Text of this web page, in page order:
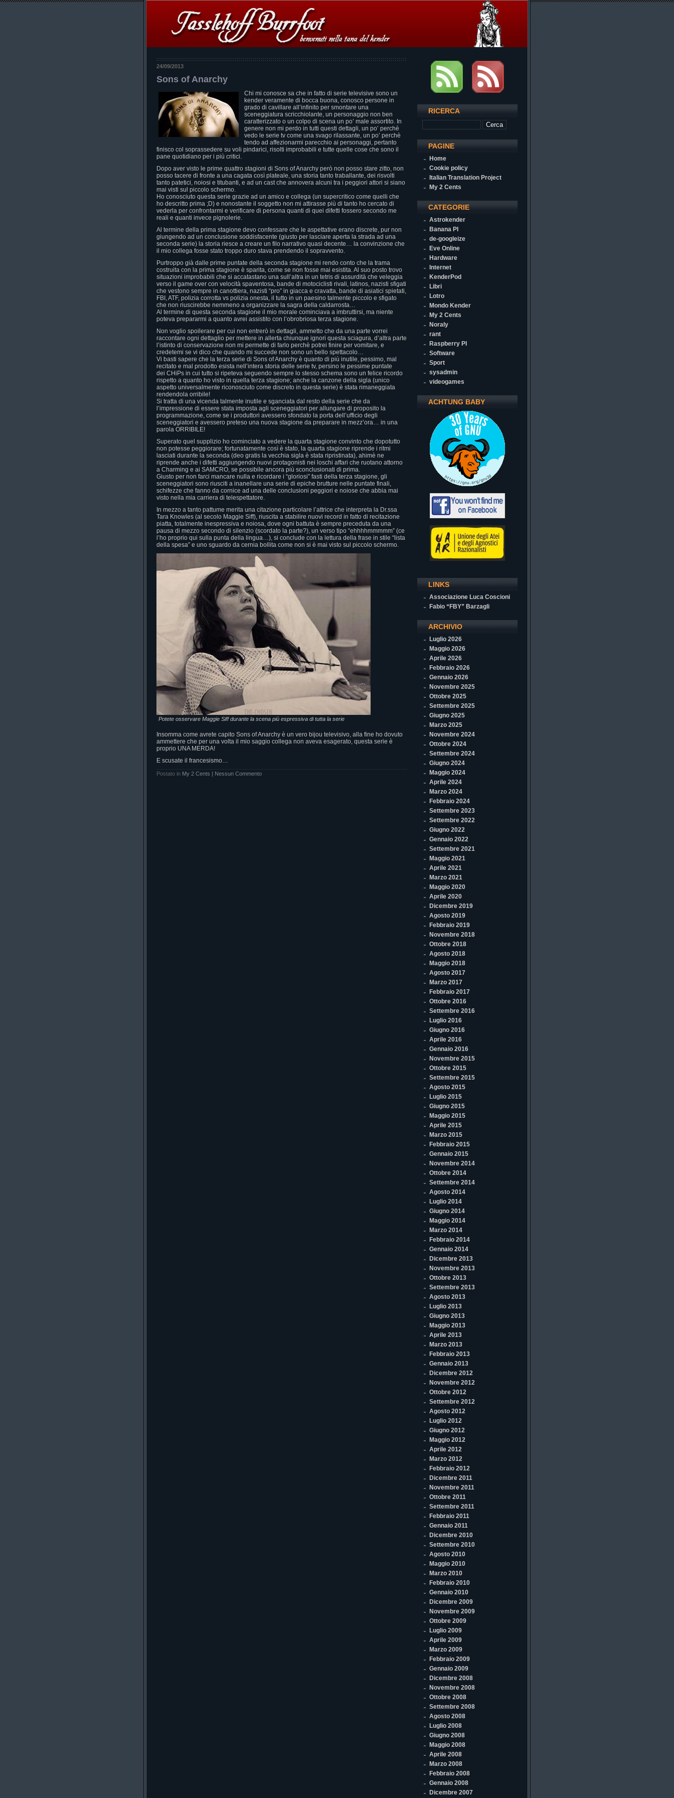
24/09/2013
Sons of Anarchy
Chi mi conosce sa che in fatto di serie televisive sono un
kender veramente di bocca buona, conosco persone in
grado di cavillare all’infinito per smontare una
sceneggiatura scricchiolante, un personaggio non ben
caratterizzato o un colpo di scena un po’ male assortito. In
genere non mi perdo in tutti questi dettagli, un po’ perchè
vedo le serie tv come una svago rilassante, un po’ perchè
tendo ad affezionarmi parecchio ai personaggi, pertanto
finisco col soprassedere su voli pindarici, risolti improbabili e tutte quelle cose che sono il
pane quotidiano per i più critici.
Dopo aver visto le prime quattro stagioni di Sons of Anarchy però non posso stare zitto, non
posso tacere di fronte a una cagata così plateale, una storia tanto traballante, dei risvolti
tanto patetici, noiosi e titubanti, e ad un cast che annovera alcuni tra i peggiori attori si siano
mai visti sul piccolo schermo.
Ho conosciuto questa serie grazie ad un amico e collega (un supercritico come quelli che
ho descritto prima ;D) e nonostante il soggetto non mi attirasse più di tanto ho cercato di
vederla per confrontarmi e verificare di persona quanti di quei difetti fossero secondo me
reali e quanti invece pignolerie.
Al termine della prima stagione devo confessare che le aspettative erano discrete, pur non
giungendo ad un conclusione soddisfacente (giusto per lasciare aperta la strada ad una
seconda serie) la storia riesce a creare un filo narrativo quasi decente… la convinzione che
il mio collega fosse stato troppo duro stava prendendo il sopravvento.
Purtroppo già dalle prime puntate della seconda stagione mi rendo conto che la trama
costruita con la prima stagione è sparita, come se non fosse mai esistita. Al suo posto trovo
situazioni improbabili che si accatastano una sull’altra in un tetris di assurdità che veleggia
verso il game over con velocità spaventosa, bande di motociclisti rivali, latinos, nazisti sfigati
che vestono sempre in canottiera, nazisti “pro” in giacca e cravatta, bande di asiatici spietati,
FBI, ATF, polizia corrotta vs polizia onesta, il tutto in un paesino talmente piccolo e sfigato
che non riuscirebbe nemmeno a organizzare la sagra della caldarrosta…
Al termine di questa seconda stagione il mio morale cominciava a imbruttirsi, ma niente
poteva prepararmi a quanto avrei assistito con l’obrobriosa terza stagione.
Non voglio spoilerare per cui non entrerò in dettagli, ammetto che da una parte vorrei
raccontare ogni dettaglio per mettere in allerta chiunque ignori questa sciagura, d’altra parte
l’istinto di conservazione non mi permette di farlo perchè potrei finire per vomitare, e
credetemi se vi dico che quando mi succede non sono un bello spettacolo…
Vi basti sapere che la terza serie di Sons of Anarchy è quanto di più inutile, pessimo, mal
recitato e mal prodotto esista nell’intera storia delle serie tv, persino le pessime puntate
dei CHiPs in cui tutto si ripeteva seguendo sempre lo stesso schema sono un felice ricordo
rispetto a quanto ho visto in quella terza stagione; anche la canzone della sigla (unico
aspetto universalmente riconosciuto come discreto in questa serie) è stata rimaneggiata
rendendola orribile!
Si tratta di una vicenda talmente inutile e sganciata dal resto della serie che da
l’impressione di essere stata imposta agli sceneggiatori per allungare di proposito la
programmazione, come se i produttori avessero sfondato la porta dell’ufficio degli
sceneggiatori e avessero preteso una nuova stagione da preparare in mezz’ora… in una
parola ORRIBILE!
Superato quel supplizio ho cominciato a vedere la quarta stagione convinto che dopotutto
non potesse peggiorare; fortunatamente così è stato, la quarta stagione riprende i ritmi
lasciati durante la seconda (deo gratis la vecchia sigla è stata ripristinata), ahimè ne
riprende anche i difetti aggiungendo nuovi protagonisti nei loschi affari che ruotano attorno
a Charming e ai SAMCRO, se possibile ancora più sconclusionati di prima.
Giusto per non farci mancare nulla e ricordare i “gloriosi” fasti della terza stagione, gli
sceneggiatori sono riusciti a inanellare una serie di epiche brutture nelle puntate finali,
schifezze che fanno da cornice ad una delle conclusioni peggiori e noiose che abbia mai
visto nella mia carriera di telespettatore.
In mezzo a tanto pattume merita una citazione particolare l’attrice che interpreta la Dr.ssa
Tara Knowles (al secolo Maggie Siff), riuscita a stabilire nuovi record in fatto di recitazione
piatta, totalmente inespressiva e noiosa, dove ogni battuta è sempre preceduta da una
pausa di mezzo secondo di silenzio (scordato la parte?), un verso tipo “ehhhhmmmmm” (ce
l’ho proprio qui sulla punta della lingua…), si conclude con la lettura della frase in stile “lista
della spesa” e uno sguardo da cernia bollita come non si è mai visto sul piccolo schermo.
Potete osservare Maggie Siff durante la scena più espressiva di tutta la serie
Insomma come avrete capito Sons of Anarchy è un vero bijou televisivo, alla fine ho dovuto
ammettere che per una volta il mio saggio collega non aveva esagerato, questa serie è
proprio UNA MERDA!
E scusate il francesismo…
Postato in My 2 Cents | Nessun Commento
RICERCA
PAGINE
Home
Cookie policy
Italian Translation Project
My 2 Cents
CATEGORIE
Astrokender
Banana PI
de-googleize
Eve Online
Hardware
Internet
KenderPod
Libri
Lotro
Mondo Kender
My 2 Cents
Noraly
rant
Raspberry PI
Software
Sport
sysadmin
videogames
ACHTUNG BABY
LINKS
Associazione Luca Coscioni
Fabio “FBY” Barzagli
ARCHIVIO
Luglio 2026
Maggio 2026
Aprile 2026
Febbraio 2026
Gennaio 2026
Novembre 2025
Ottobre 2025
Settembre 2025
Giugno 2025
Marzo 2025
Novembre 2024
Ottobre 2024
Settembre 2024
Giugno 2024
Maggio 2024
Aprile 2024
Marzo 2024
Febbraio 2024
Settembre 2023
Settembre 2022
Giugno 2022
Gennaio 2022
Settembre 2021
Maggio 2021
Aprile 2021
Marzo 2021
Maggio 2020
Aprile 2020
Dicembre 2019
Agosto 2019
Febbraio 2019
Novembre 2018
Ottobre 2018
Agosto 2018
Maggio 2018
Agosto 2017
Marzo 2017
Febbraio 2017
Ottobre 2016
Settembre 2016
Luglio 2016
Giugno 2016
Aprile 2016
Gennaio 2016
Novembre 2015
Ottobre 2015
Settembre 2015
Agosto 2015
Luglio 2015
Giugno 2015
Maggio 2015
Aprile 2015
Marzo 2015
Febbraio 2015
Gennaio 2015
Novembre 2014
Ottobre 2014
Settembre 2014
Agosto 2014
Luglio 2014
Giugno 2014
Maggio 2014
Marzo 2014
Febbraio 2014
Gennaio 2014
Dicembre 2013
Novembre 2013
Ottobre 2013
Settembre 2013
Agosto 2013
Luglio 2013
Giugno 2013
Maggio 2013
Aprile 2013
Marzo 2013
Febbraio 2013
Gennaio 2013
Dicembre 2012
Novembre 2012
Ottobre 2012
Settembre 2012
Agosto 2012
Luglio 2012
Giugno 2012
Maggio 2012
Aprile 2012
Marzo 2012
Febbraio 2012
Dicembre 2011
Novembre 2011
Ottobre 2011
Settembre 2011
Febbraio 2011
Gennaio 2011
Dicembre 2010
Settembre 2010
Agosto 2010
Maggio 2010
Marzo 2010
Febbraio 2010
Gennaio 2010
Dicembre 2009
Novembre 2009
Ottobre 2009
Luglio 2009
Aprile 2009
Marzo 2009
Febbraio 2009
Gennaio 2009
Dicembre 2008
Novembre 2008
Ottobre 2008
Settembre 2008
Agosto 2008
Luglio 2008
Giugno 2008
Maggio 2008
Aprile 2008
Marzo 2008
Febbraio 2008
Gennaio 2008
Dicembre 2007